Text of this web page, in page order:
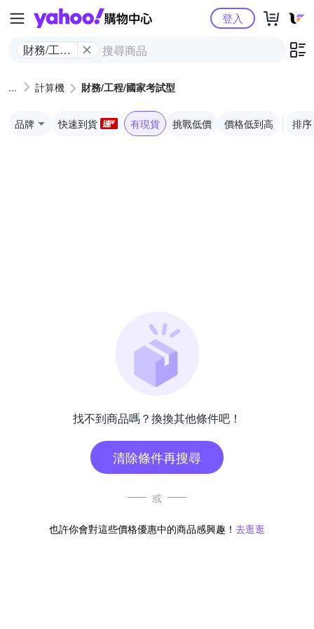
Yahoo購物中心
財務/工程/
型
登入
計算機 財務/工程/國家考試型
品牌 快速到貨 有現貨 挑戰低價 價格低到高 排序
找不到商品嗎？換換其他條件吧！
清除條件再搜尋
或
也許你會對這些價格優惠中的商品感興趣！ 去逛逛